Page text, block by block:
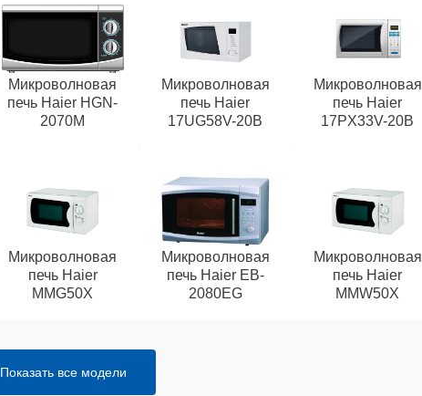
Микроволновая
печь Haier HGN-
2070M
Микроволновая
печь Haier
17UG58V-20B
Микроволновая
печь Haier
17PX33V-20B
Микроволновая
печь Haier
MMG50X
Микроволновая
печь Haier EB-
2080EG
Микроволновая
печь Haier
MMW50X
Показать все модели